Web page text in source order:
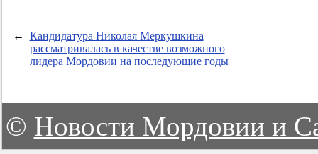
←
Кандидатура Николая Меркушкина
рассматривалась в качестве возможного
лидера Мордовии на последующие годы
© Новости Мордовии и